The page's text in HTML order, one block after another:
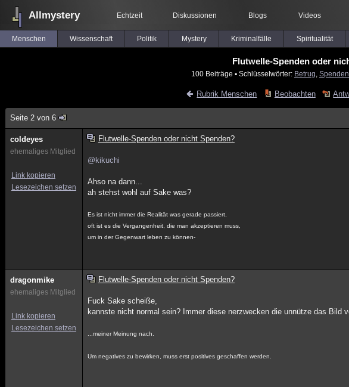
Allmystery Echtzeit Diskussionen Blogs Videos
Menschen Wissenschaft Politik Mystery Kriminalfälle Spiritualität
Flutwelle-Spenden oder
100 Beiträge ▪ Schlüsselwörter: Betrug Spenden
Rubrik Menschen Beobachten
Seite 2 von 6
coldeyes
ehemaliges Mitglied
Link kopieren
Lesezeichen setzen
Flutwelle-Spenden oder nicht Spenden?
@kikuchi
Ahso na dann...
ah stehst wohl auf Sake was?
Es ist nicht immer die Realität was gerade passiert,
oft ist es die Vergangenheit, die man akzeptieren muss,
um in der Gegenwart leben zu können-
dragonmike
ehemaliges Mitglied
Link kopieren
Lesezeichen setzen
Flutwelle-Spenden oder nicht Spenden?
Fuck Sake scheiße,
kannste nicht normal sein? Immer diese nerzwecken die unnütze das Bild
...meiner Meinung nach.
Um negatives zu bewirken, muss erst positives geschaffen werden.